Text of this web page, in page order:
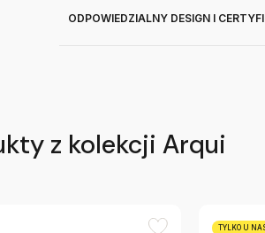
ODPOWIEDZIALNY DESIGN I
z kolekcji Arqui
TYLKO U